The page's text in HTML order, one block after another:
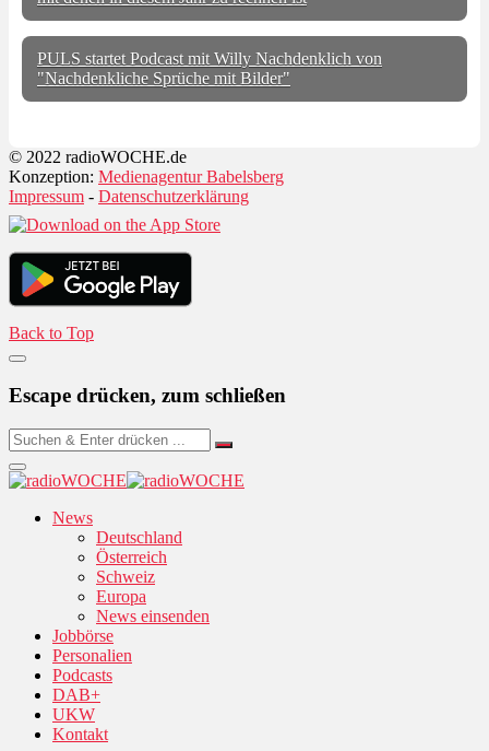
PULS startet Podcast mit Willy Nachdenklich von
"Nachdenkliche Sprüche mit Bilder"
© 2022 radioWOCHE.de
Konzeption: Medienagentur Babelsberg
Impressum - Datenschutzerklärung
Back to Top
Escape drücken, zum schließen
News
Deutschland
Österreich
Schweiz
Europa
News einsenden
Jobbörse
Personalien
Podcasts
DAB+
UKW
Kontakt